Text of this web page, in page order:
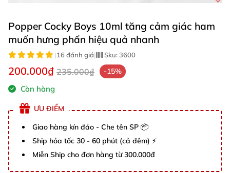
Popper Cocky Boys 10ml tăng cảm giác ham
muốn hưng phấn hiệu quả nhanh
|16 đánh giá| Sku:3600
200.000₫ 235.000₫ -15%
Còn hàng
ƯU ĐIỂM
Giao hàng kín đáo - Che tên SP 📦
Ship hỏa tốc 30 - 60 phút (cả đêm) ⚡
Miễn Ship cho đơn hàng từ 300.000đ